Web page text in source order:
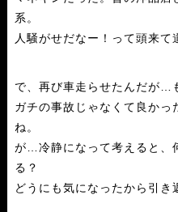
系。
人騒がせだなー！って頭来
で、再び車走らせたんだが…
ガチの事故じゃなくて良か
ね。
が…冷静になって考えると、
る？
どうにも気になったから引き